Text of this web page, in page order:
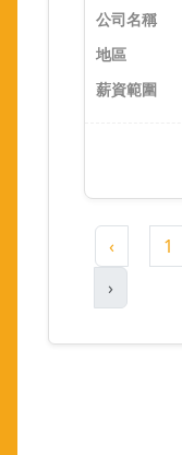
‹ 1
›